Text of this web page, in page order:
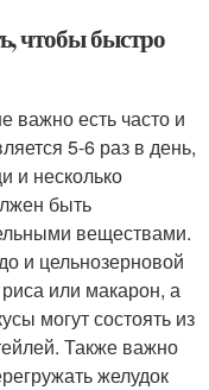
чтобы быстро
важно есть часто и
5-6 раз в день,
и несколько
быть
веществами.
и цельнозерновой
или макарон, а
могут состоять из
Также важно
желудок